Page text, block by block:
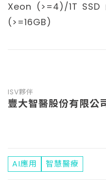
Xeon (>=4)/1T
(>=16GB)
ISV夥伴
豐大智醫股份有限公
AI應用 智慧醫療